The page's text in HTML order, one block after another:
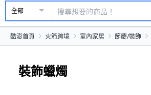
全部
酷澎首頁 火箭跨境 室內家居 節慶/裝飾
裝飾蠟燭